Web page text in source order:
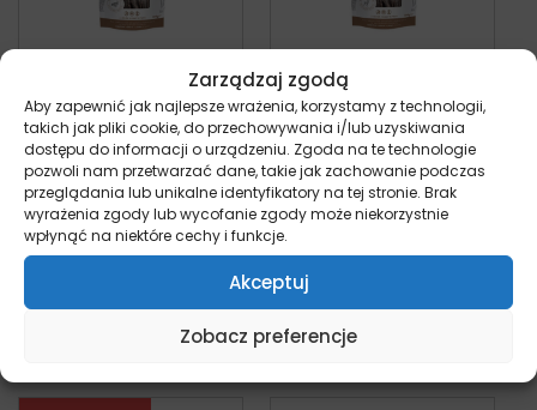
Zarządzaj zgodą
Aby zapewnić jak najlepsze wrażenia, korzystamy z technologii,
takich jak pliki cookie, do przechowywania i/lub uzyskiwania
dostępu do informacji o urządzeniu. Zgoda na te technologie
pozwoli nam przetwarzać dane, takie jak zachowanie podczas
przeglądania lub unikalne identyfikatory na tej stronie. Brak
wyrażenia zgody lub wycofanie zgody może niekorzystnie
wpłynąć na niektóre cechy i funkcje.
Akceptuj
Zobacz preferencje
Eden Przysmaki
Kaczka i Dziczyzna –
przysmak dla psów
i kotów 100g
kot
24,99złPierwotna cena wynosiła: 24,99 zł.
13,99złAktualna cena wynosi: 13,99 zł.
z
Wybierz opcje
Eden Przysmaki
Jeleń i Dziczyzna –
przysmak dla psów
i kotów 100g
kot
Wybierz opcje